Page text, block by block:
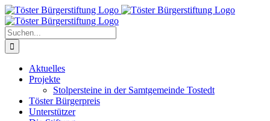
Zum
Inhalt
springen
Suche
nach:
Aktuelles
Projekte
Stolpersteine in der Samtgemeinde Tostedt
Töster Bürgerpreis
Unterstützer